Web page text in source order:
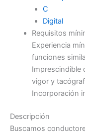
C
Digital
Requisitos
Experiencia
funciones
Imprescindible
vigor y
Incorporación
Descripción
Buscamos